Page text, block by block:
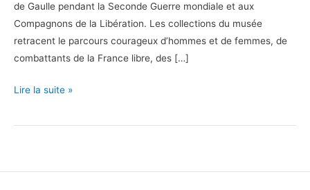
de Gaulle pendant la Seconde Guerre mondiale et aux
Compagnons de la Libération. Les collections du musée
retracent le parcours courageux d’hommes et de femmes, de
combattants de la France libre, des […]
En
au
l’Ordre
Lire la suite »